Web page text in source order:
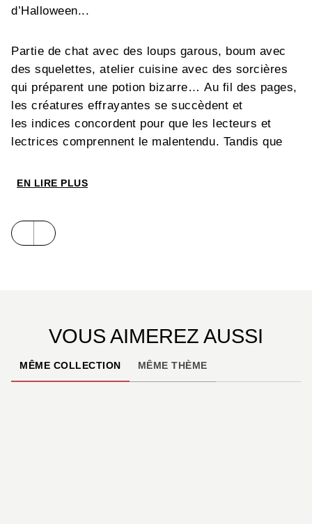
d’Halloween...
Partie de chat avec des loups garous, boum avec
des squelettes, atelier cuisine avec des sorcières
qui préparent une potion bizarre… Au fil des pages,
les créatures effrayantes se succèdent et
les indices concordent pour que les lecteurs et
lectrices comprennent le malentendu. Tandis que
monde est simplement déguisé !
EN LIRE PLUS
VOUS AIMEREZ AUSSI
MÊME COLLECTION MÊME THÈME